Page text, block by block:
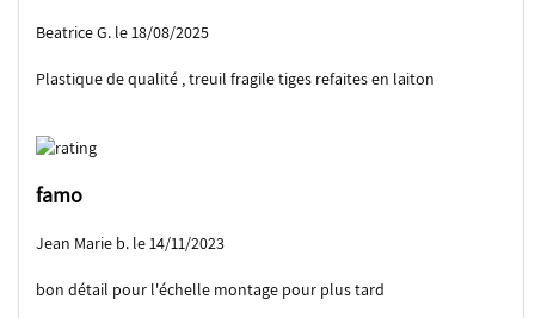
Beatrice G. le 18/08/2025
Plastique de qualité , treuil fragile tiges refaites en laiton
famo
Jean Marie b. le 14/11/2023
bon détail pour l'échelle montage pour plus tard